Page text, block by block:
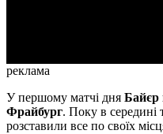
реклама
У першому матчі дня Байєр
Фрайбург. Поку в середині
розставили все по своїх